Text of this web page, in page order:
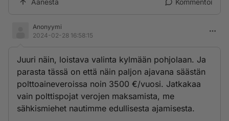
Äänestä Kommentoi
Anonyymi
2024-02-28 16:58:15
Juuri näin, loistava valinta kylmään pohjolaan. Ja
parasta tässä on että näin paljon ajavana säästän
polttoaineveroissa noin 3500 €/vuosi. Jatkakaa
vain polttispojat verojen maksamista, me
sähkismiehet nautimme edullisesta ajamisesta.